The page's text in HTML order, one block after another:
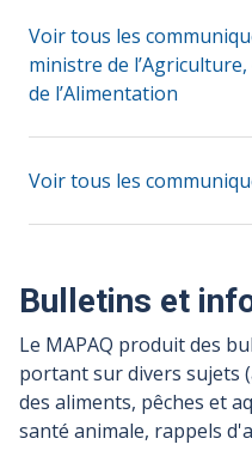
Voir tous les
ministre de
de l’Alimentation
Voir tous les
Bulletins et
Le MAPAQ produit des
portant sur divers sujets
des aliments, pêches et
santé animale, rappels